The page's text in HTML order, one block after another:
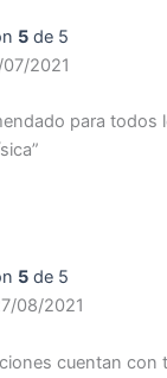
5de 5
2021
para todos
5de 5
08/2021
cuentan con